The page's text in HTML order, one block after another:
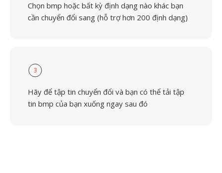
Chọn bmp hoặc bất kỳ định dạng nào khác bạn
cần chuyển đổi sang (hỗ trợ hơn 200 định dạng)
3
Hãy để tập tin chuyển đổi và bạn có thể tải tập
tin bmp của bạn xuống ngay sau đó